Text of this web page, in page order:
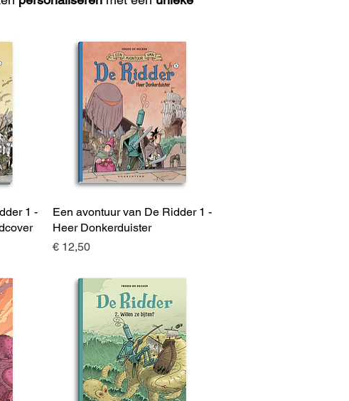
1 -
Snel overzicht
Een avontuur van De Ridder 1 -
Heer Donkerduister
Prijs
€ 12,50